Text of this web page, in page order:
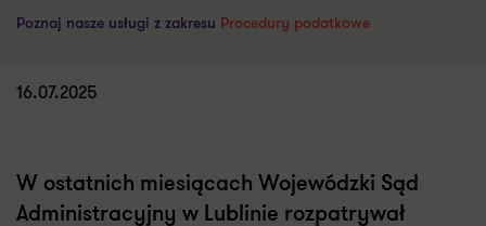
Poznaj nasze usługi z zakresu Procedury podatkowe
16.07.2025
W ostatnich miesiącach Wojewódzki Sąd
Administracyjny w Lublinie rozpatrywał